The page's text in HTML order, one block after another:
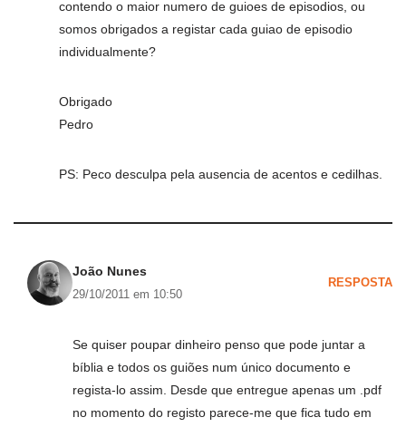
contendo o maior numero de guioes de episodios, ou
somos obrigados a registar cada guiao de episodio
individualmente?
Obrigado
Pedro
PS: Peco desculpa pela ausencia de acentos e cedilhas.
João Nunes
29/10/2011 em 10:50
RESPOSTA
Se quiser poupar dinheiro penso que pode juntar a
bíblia e todos os guiões num único documento e
regista-lo assim. Desde que entregue apenas um .pdf
no momento do registo parece-me que fica tudo em